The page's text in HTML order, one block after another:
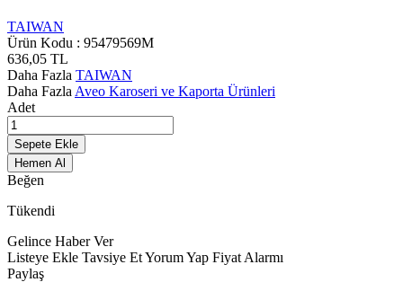
TAIWAN
Ürün Kodu : 95479569M
636,05 TL
Daha Fazla TAIWAN
Daha Fazla Aveo Karoseri ve Kaporta Ürünleri
Adet
Sepete Ekle
Hemen Al
Beğen
Tükendi
Gelince Haber Ver
Listeye Ekle Tavsiye EtYorum Yap Fiyat Alarmı
Paylaş